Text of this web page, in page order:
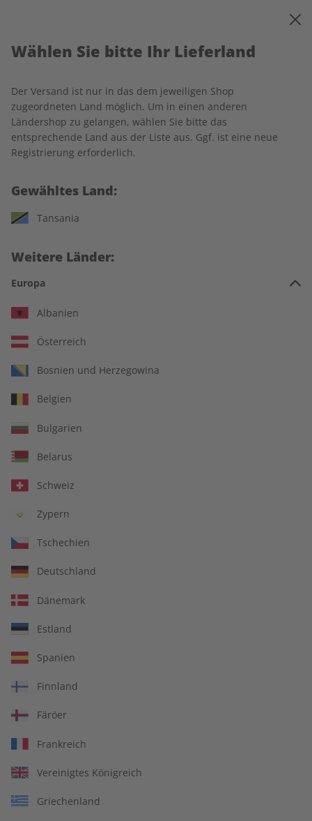
Startseite Adesso Wunschabo
Jetzt Ihr ADESSO-Wunschabo
Für wen ist das Abo?
Alles inklusive: eMagazine, digitales
Übungsheft und Audiotrainer
14 Ausgaben pro Jahr
Bequem lesen auf jedem Gerät
Jederzeit monatlich kündbar
9,99 €
Wählen Sie bitte Ihr Lieferland
Der Versand ist nur in das dem jeweiligen Shop
zugeordneten Land möglich. Um in einen anderen
Ländershop zu gelangen, wählen Sie bitte das
entsprechende Land aus der Liste aus. Ggf. ist eine neue
Registrierung erforderlich.
Gewähltes Land:
Tansania
Weitere Länder:
Europa
Albanien
Österreich
Bosnien und Herzegowina
Belgien
Bulgarien
Belarus
Schweiz
Zypern
Tschechien
Deutschland
Dänemark
Estland
Spanien
Finnland
Färöer
Frankreich
Vereinigtes Königreich
Griechenland